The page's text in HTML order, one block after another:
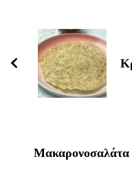
Navigation
Μακαρονοσαλάτα